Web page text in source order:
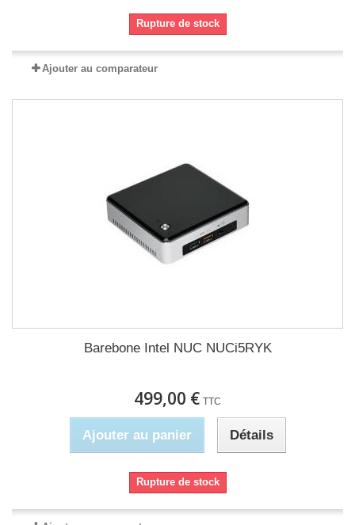
Rupture de stock
Ajouter au comparateur
Barebone Intel NUC NUCi5RYK
499,00 € TTC
Ajouter au panier Détails
Rupture de stock